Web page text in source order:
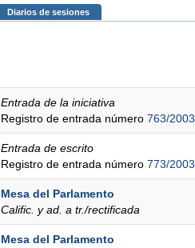
Diarios de sesiones
Entrada de la iniciativa
Registro de entrada número 763/2003
Entrada de escrito
Registro de entrada número 773/2003
Mesa del Parlamento
Calific. y ad. a tr./rectificada
Mesa del Parlamento